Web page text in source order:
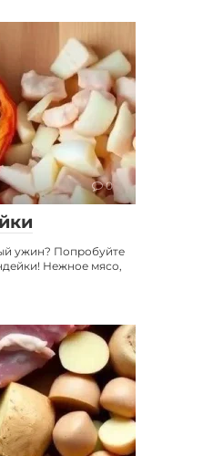
0
ужин? Попробуйте
Нежное мясо,